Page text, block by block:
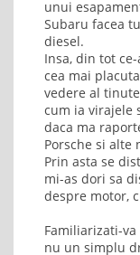
unui
Subaru facea
diesel.
Insa, din tot
cea mai
vedere al
cum ia virajele
daca ma
Porsche si alte
Prin asta se
mi-as dori sa
despre motor,
Familiarizati-
nu un simplu